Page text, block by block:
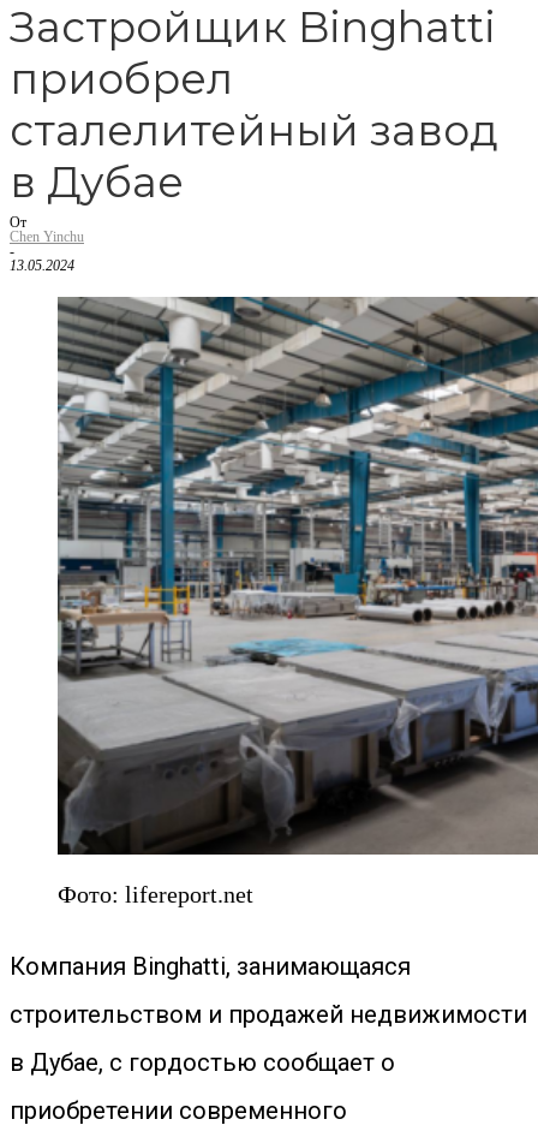
Застройщик Binghatti
приобрел
сталелитейный завод
в Дубае
От
Chen Yinchu
-
13.05.2024
Фото: lifereport.net
Компания Binghatti, занимающаяся
строительством и продажей недвижимости
в Дубае, с гордостью сообщает о
приобретении современного